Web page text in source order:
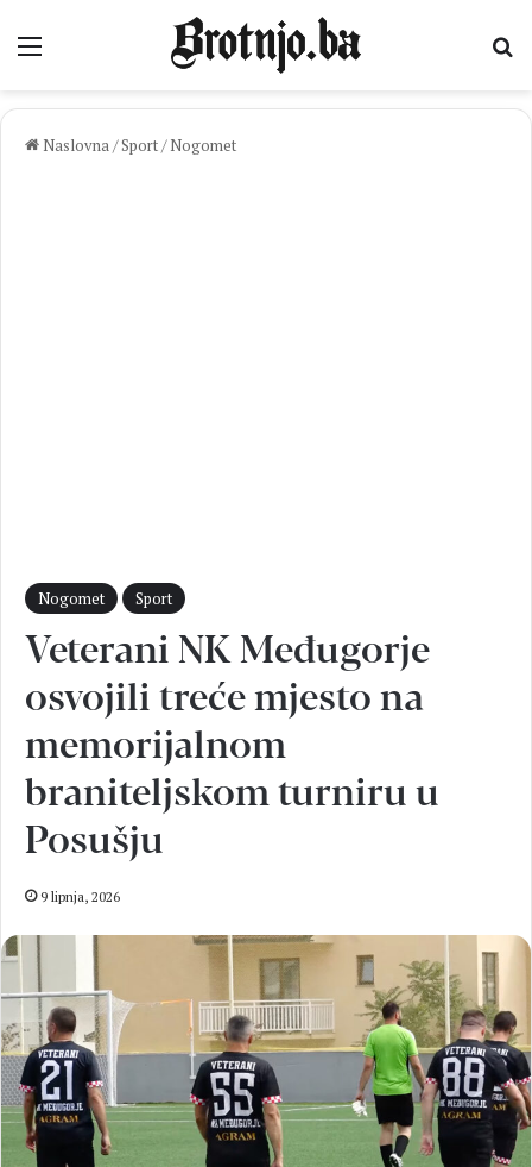
Izbornik
Naslovna/Sport/ Nogomet
Nogomet Sport
Veterani NK Međugorje
osvojili treće mjesto na
memorijalnom
braniteljskom turniru u
Posušju
9 lipnja, 2026